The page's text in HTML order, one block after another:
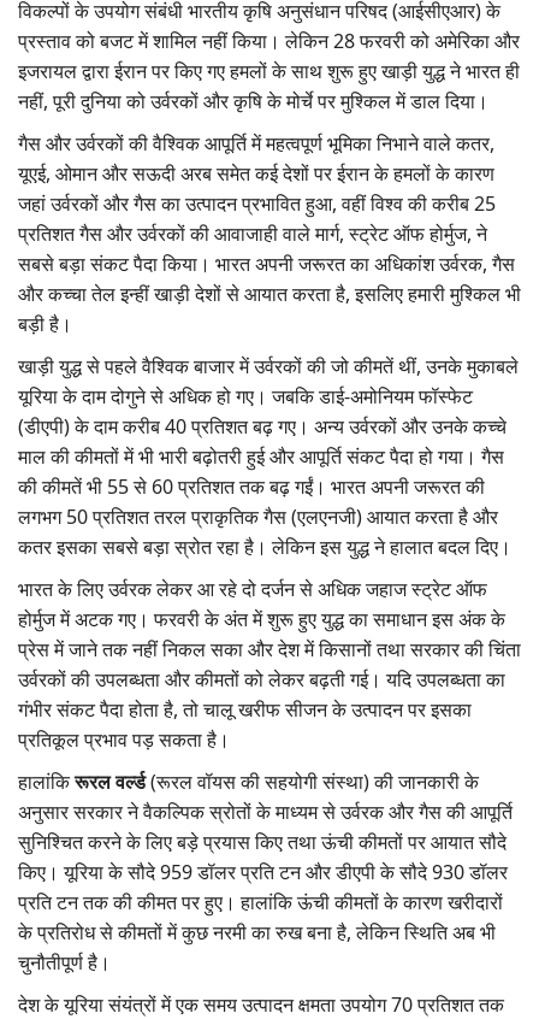
Awards 2022
Agri Start-Ups
Language
English Hindi
विकल्पों के उपयोग संबंधी भारतीय कृषि अनुसंधान परिषद (आईसीएआर) के
प्रस्ताव को बजट में शामिल नहीं किया। लेकिन 28 फरवरी को अमेरिका और
इजरायल द्वारा ईरान पर किए गए हमलों के साथ शुरू हुए खाड़ी युद्ध ने भारत ही
नहीं, पूरी दुनिया को उर्वरकों और कृषि के मोर्चे पर मुश्किल में डाल दिया।
गैस और उर्वरकों की वैश्विक आपूर्ति में महत्वपूर्ण भूमिका निभाने वाले कतर,
यूएई, ओमान और सऊदी अरब समेत कई देशों पर ईरान के हमलों के कारण
जहां उर्वरकों और गैस का उत्पादन प्रभावित हुआ, वहीं विश्व की करीब 25
प्रतिशत गैस और उर्वरकों की आवाजाही वाले मार्ग, स्ट्रेट ऑफ होर्मुज, ने
सबसे बड़ा संकट पैदा किया। भारत अपनी जरूरत का अधिकांश उर्वरक, गैस
और कच्चा तेल इन्हीं खाड़ी देशों से आयात करता है, इसलिए हमारी मुश्किल भी
बड़ी है।
खाड़ी युद्ध से पहले वैश्विक बाजार में उर्वरकों की जो कीमतें थीं, उनके मुकाबले
यूरिया के दाम दोगुने से अधिक हो गए। जबकि डाई-अमोनियम फॉस्फेट
(डीएपी) के दाम करीब 40 प्रतिशत बढ़ गए। अन्य उर्वरकों और उनके कच्चे
माल की कीमतों में भी भारी बढ़ोतरी हुई और आपूर्ति संकट पैदा हो गया। गैस
की कीमतें भी 55 से 60 प्रतिशत तक बढ़ गईं। भारत अपनी जरूरत की
लगभग 50 प्रतिशत तरल प्राकृतिक गैस (एलएनजी) आयात करता है और
कतर इसका सबसे बड़ा स्रोत रहा है। लेकिन इस युद्ध ने हालात बदल दिए।
भारत के लिए उर्वरक लेकर आ रहे दो दर्जन से अधिक जहाज स्ट्रेट ऑफ
होर्मुज में अटक गए। फरवरी के अंत में शुरू हुए युद्ध का समाधान इस अंक के
प्रेस में जाने तक नहीं निकल सका और देश में किसानों तथा सरकार की चिंता
उर्वरकों की उपलब्धता और कीमतों को लेकर बढ़ती गई। यदि उपलब्धता का
गंभीर संकट पैदा होता है, तो चालू खरीफ सीजन के उत्पादन पर इसका
प्रतिकूल प्रभाव पड़ सकता है।
हालांकिरूरल वर्ल्ड(रूरल वॉयस की सहयोगी संस्था) की जानकारी के
अनुसार सरकार ने वैकल्पिक स्रोतों के माध्यम से उर्वरक और गैस की आपूर्ति
सुनिश्चित करने के लिए बड़े प्रयास किए तथा ऊंची कीमतों पर आयात सौदे
किए। यूरिया के सौदे 959 डॉलर प्रति टन और डीएपी के सौदे 930 डॉलर
प्रति टन तक की कीमत पर हुए। हालांकि ऊंची कीमतों के कारण खरीदारों
के प्रतिरोध से कीमतों में कुछ नरमी का रुख बना है, लेकिन स्थिति अब भी
चुनौतीपूर्ण है।
देश के यूरिया संयंत्रों में एक समय उत्पादन क्षमता उपयोग 70 प्रतिशत तक